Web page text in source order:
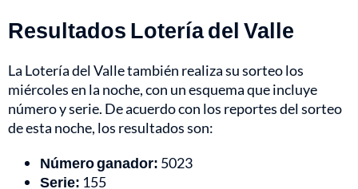
Resultados Lotería del Valle
La Lotería del Valle también realiza su sorteo los
miércoles en la noche, con un esquema que incluye
número y serie. De acuerdo con los reportes del sorteo
de esta noche, los resultados son:
Número ganador: 5023
Serie: 155